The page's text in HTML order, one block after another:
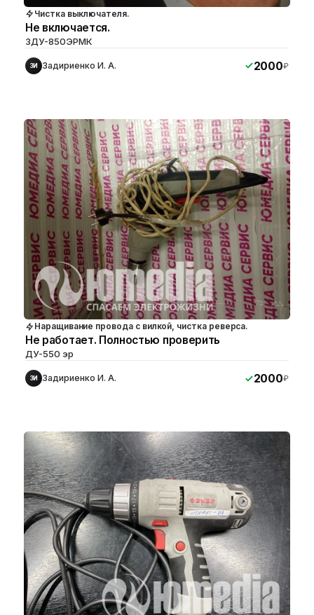
Чистка выключателя.
Не включается.
ЗДУ-850ЭРМК
ЗИ Задириенко И. А. 2000₽
Наращивание провода с вилкой, чистка реверса.
Не работает. Полностью проверить
ДУ-550 эр
ЗИ Задириенко И. А. 2000₽